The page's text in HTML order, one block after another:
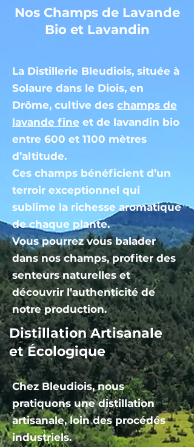
Nos Champs de Lavande
Bio et Lavandin
La Distillerie Bleudiois, située à
Solaure dans le Diois, en
Drôme, cultive des champs de
lavande fine et de lavandin bio
entre 600 et 1100 mètres
d’altitude.
Ces champs bénéficient d’un
terroir exceptionnel qui
sublime la richesse aromatique
de chaque plante.
Vous pourrez vous balader
dans nos champs, profiter des
senteurs naturelles et
découvrir l’authenticité de
notre production.
Distillation Artisanale
et Écologique
Chez Bleudiois, nous
pratiquons une distillation
artisanale, loin des procédés
industriels.